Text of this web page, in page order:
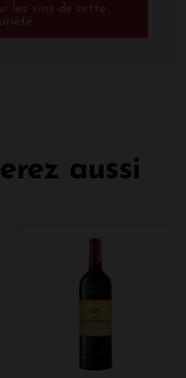
les vins de cette
aussi